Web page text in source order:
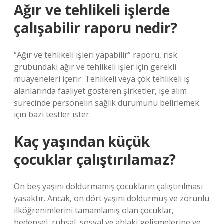
Ağır ve tehlikeli işlerde
çalışabilir raporu nedir?
“Ağır ve tehlikeli işleri yapabilir” raporu, risk
grubundaki ağır ve tehlikeli işler için gerekli
muayeneleri içerir. Tehlikeli veya çok tehlikeli iş
alanlarında faaliyet gösteren şirketler, işe alım
sürecinde personelin sağlık durumunu belirlemek
için bazı testler ister.
Kaç yaşından küçük
çocuklar çalıştırılamaz?
On beş yaşını doldurmamış çocukların çalıştırılması
yasaktır. Ancak, on dört yaşını doldurmuş ve zorunlu
ilköğrenimlerini tamamlamış olan çocuklar,